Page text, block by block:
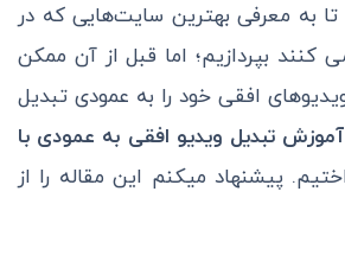
تا به معرفی بهترین سایت‌هایی که در
کنند بپردازیم؛ اما قبل از آن ممکن
افقی خود را به عمودی تبدیل
آموزش تبدیل ویدیو افقی به عمودی با
پیشنهاد میکنم این مقاله را از